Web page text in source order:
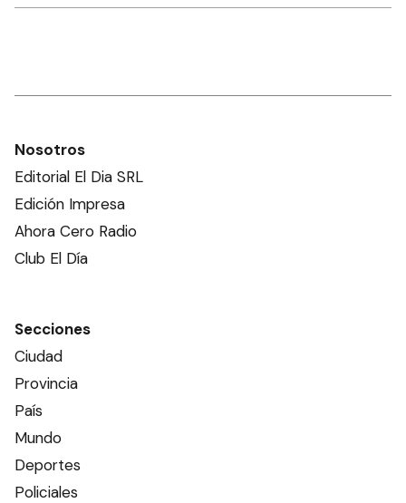
Nosotros
Editorial El Dia SRL
Edición Impresa
Ahora Cero Radio
Club El Día
Secciones
Ciudad
Provincia
País
Mundo
Deportes
Policiales